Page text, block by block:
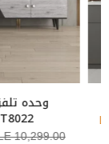
LE 10,299.00